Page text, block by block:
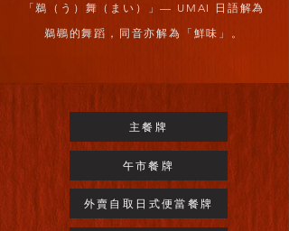
「鵜（う）舞（まい）」— UMAI 日語解為
鵜鶘的舞蹈，同音亦解為「鮮味」。
主餐牌
午市餐牌
外賣自取日式便當餐牌